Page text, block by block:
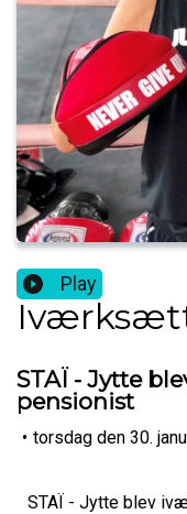
Play
STAÏ - Jytte
pensionist
• torsdag den 30.
STAÏ - Jytte blev